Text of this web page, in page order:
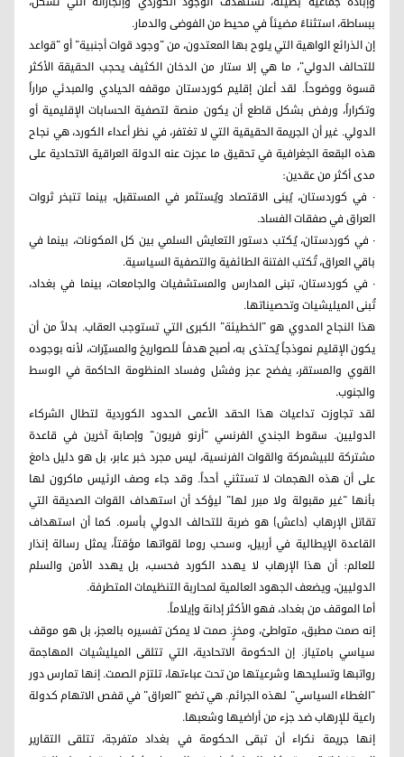
ببساطة، استثناءً مضيئاً في محيط من الفوضى والدمار.
إن الذرائع الواهية التي يلوح بها المعتدون، من "وجود قوات أجنبية" أو "قواعد
للتحالف الدولي"، ما هي إلا ستار من الدخان الكثيف يحجب الحقيقة الأكثر
قسوة ووضوحاً. لقد أعلن إقليم كوردستان موقفه الحيادي والمبدئي مراراً
وتكراراً، ورفض بشكل قاطع أن يكون منصة لتصفية الحسابات الإقليمية أو
الدولي. غير أن الجريمة الحقيقية التي لا تغتفر، في نظر أعداء الكورد، هي نجاح
هذه البقعة الجغرافية في تحقيق ما عجزت عنه الدولة العراقية الاتحادية على
مدى أكثر من عقدين:
· في كوردستان، يُبنى الاقتصاد ويُستثمر في المستقبل، بينما تتبخر ثروات
العراق في صفقات الفساد.
· في كوردستان، يُكتب دستور التعايش السلمي بين كل المكونات، بينما في
باقي العراق، تُكتب الفتنة الطائفية والتصفية السياسية.
· في كوردستان، تبنى المدارس والمستشفيات والجامعات، بينما في بغداد،
تُبنى الميليشيات وتحصيناتها.
هذا النجاح المدوي هو "الخطيئة" الكبرى التي تستوجب العقاب. بدلاً من أن
يكون الإقليم نموذجاً يُحتذى به، أصبح هدفاً للصواريخ والمسيّرات، لأنه بوجوده
القوي والمستقر، يفضح عجز وفشل وفساد المنظومة الحاكمة في الوسط
والجنوب.
لقد تجاوزت تداعيات هذا الحقد الأعمى الحدود الكوردية لتطال الشركاء
الدوليين. سقوط الجندي الفرنسي "أرنو فريون" وإصابة آخرين في قاعدة
مشتركة للبيشمركة والقوات الفرنسية، ليس مجرد خبر عابر، بل هو دليل دامغ
على أن هذه الهجمات لا تستثني أحداً. وقد جاء وصف الرئيس ماكرون لها
بأنها "غير مقبولة ولا مبرر لها" ليؤكد أن استهداف القوات الصديقة التي
تقاتل الإرهاب (داعش) هو ضربة للتحالف الدولي بأسره. كما أن استهداف
القاعدة الإيطالية في أربيل، وسحب روما لقواتها مؤقتاً، يمثل رسالة إنذار
للعالم: أن هذا الإرهاب لا يهدد الكورد فحسب، بل يهدد الأمن والسلم
الدوليين، ويضعف الجهود العالمية لمحاربة التنظيمات المتطرفة.
أما الموقف من بغداد، فهو الأكثر إدانة وإيلاماً.
إنه صمت مطبق، متواطئ، ومخزٍ. صمت لا يمكن تفسيره بالعجز، بل هو موقف
سياسي بامتياز. إن الحكومة الاتحادية، التي تتلقى الميليشيات المهاجمة
رواتبها وتسليحها وشرعيتها من تحت عباءتها، تلتزم الصمت. إنها تمارس دور
"الغطاء السياسي" لهذه الجرائم. هي تضع "العراق" في قفص الاتهام كدولة
راعية للإرهاب ضد جزء من أراضيها وشعبها.
إنها جريمة نكراء أن تبقى الحكومة في بغداد متفرجة، تتلقى التقارير